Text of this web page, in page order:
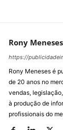
Rony Meneses
https://
Rony Meneses é
de 20 anos no
vendas,
à produção de
profissionais do